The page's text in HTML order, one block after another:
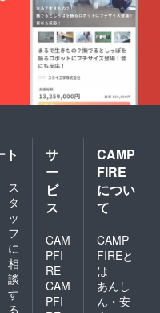
ト
ス
タ
ッ
フ
に
相
談
す
る
サ
ー
ビ
ス
CAM
PFI
RE
CAM
PFI
CAMP
FIRE
につい
て
CAMP
FIREと
は
あんし
ん・安